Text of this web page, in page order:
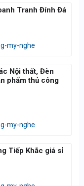
Tranh Đính Đá
my-nghe
Nội thất, Đèn
phẩm thủ công
my-nghe
Tiếp Khắc giá sỉ